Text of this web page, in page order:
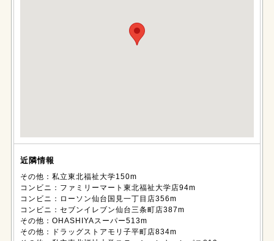
近隣情報
その他：私立東北福祉大学150m
コンビニ：ファミリーマート東北福祉大学店94m
コンビニ：ローソン仙台国見一丁目店356m
コンビニ：セブンイレブン仙台三条町店387m
その他：OHASHIYAスーパー513m
その他：ドラッグストアモリ子平町店834m